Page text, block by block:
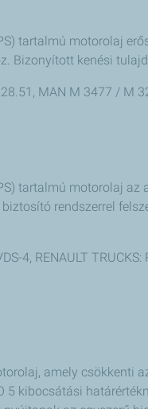
tartalmú motorolaj
Bizonyított kenési
MAN M 3477 / M
tartalmú motorolaj az
rendszerrel
4, RENAULT
amely csökkenti
5 kibocsátási